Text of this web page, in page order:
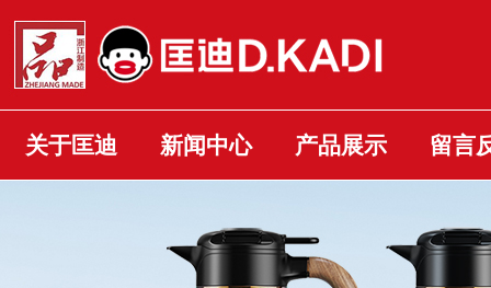
关于匡迪 新闻中心 产品展示 留言